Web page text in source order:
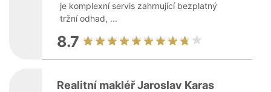
je komplexní servis zahrnující bezplatný
tržní odhad, ...
8.7
Realitní makléř Jaroslav Karas